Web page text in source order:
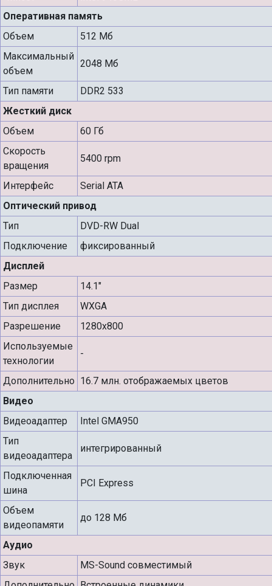
Оперативная память
Объем
512 Мб
Максимальный
объем
2048 Мб
Тип памяти
DDR2 533
Жесткий диск
Объем
60 Гб
Скорость
вращения
5400 rpm
Интерфейс
Serial ATA
Оптический привод
Тип
DVD-RW Dual
Подключение
фиксированный
Дисплей
Размер
14.1"
Тип дисплея
WXGA
Разрешение
1280x800
Используемые
технологии
-
Дополнительно 16.7 млн. отображаемых цветов
Видео
Видеоадаптер
Intel GMA950
Тип
видеоадаптера
интегрированный
Подключенная
шина
PCI Express
Объем
видеопамяти
до 128 Мб
Аудио
Звук
MS-Sound совместимый